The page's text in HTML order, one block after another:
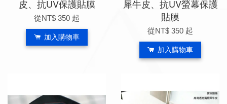
皮、抗UV保護貼膜
從NT$ 350 起
加入購物車
犀牛皮、抗UV螢幕保護
貼膜
從NT$ 350 起
加入購物車